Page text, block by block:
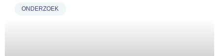
ONDERZOEK